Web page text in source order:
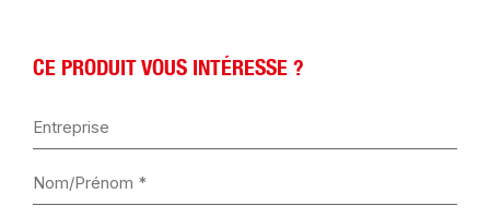
CE PRODUIT VOUS INTÉRESSE ?